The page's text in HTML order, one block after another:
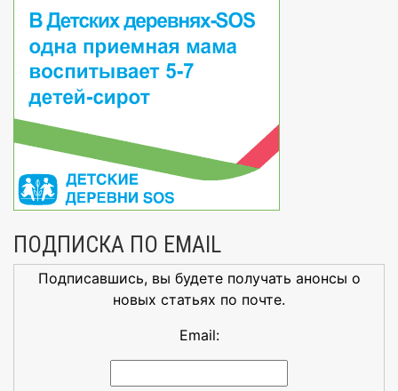
ПОДПИСКА ПО EMAIL
Подписавшись, вы будете получать анонсы о
новых статьях по почте.
Email: